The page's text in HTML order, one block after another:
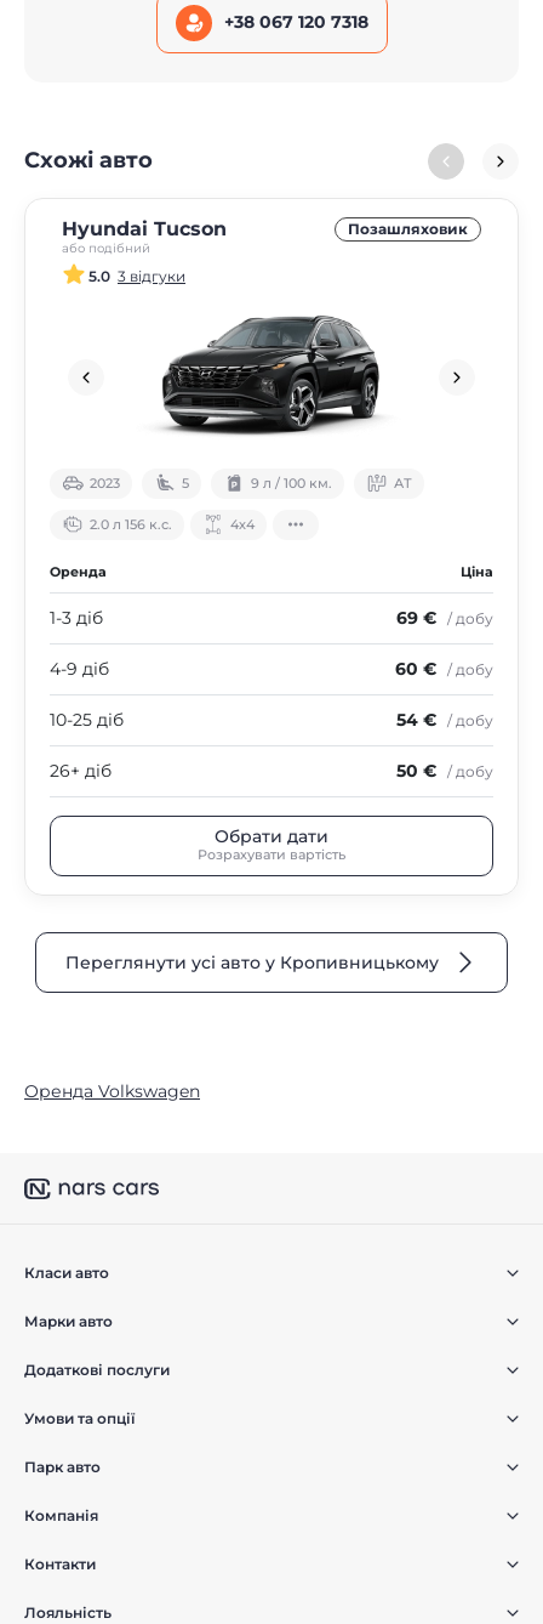
+38 067 120 7318
Схожі авто
Hyundai Tucson
або подібний
Позашляховик
5.0 3 відгуки
2023 5 9 л / 100 км. АТ
2.0 л 156 к.с. 4х4
Оренда Ціна
1-3 діб 69 € / добу
4-9 діб 60 € / добу
10-25 діб 54 € / добу
26+ діб 50 € / добу
Обрати дати
Розрахувати вартість
Переглянути усі авто у Кропивницькому
Оренда Volkswagen
Класи авто
Марки авто
Додаткові послуги
Умови та опції
Парк авто
Компанія
Контакти
Лояльність